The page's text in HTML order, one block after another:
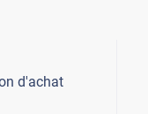
d'achat